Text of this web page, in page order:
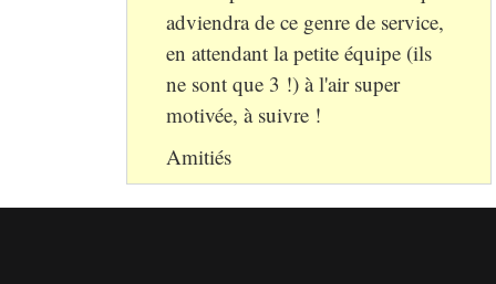
adviendra de ce genre de service,
en attendant la petite équipe (ils
ne sont que 3 !) à l'air super
motivée, à suivre !
Amitiés